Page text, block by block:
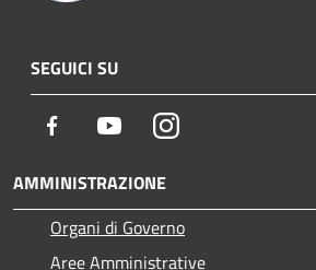
SEGUICI SU
Facebook YoutubeInstagram
AMMINISTRAZIONE
Organi di Governo
Aree Amministrative